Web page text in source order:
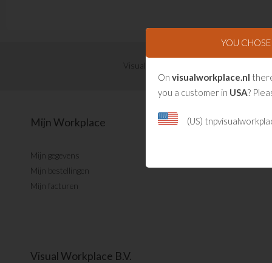
Visual Management updates ontvangen?
Mijn Workplace
Mijn gegevens
Mijn bestellingen
Mijn facturen
Visual Workplace B.V.
YOU CHOSE
On visualworkplace.nl
you a customer in USA?
(US)